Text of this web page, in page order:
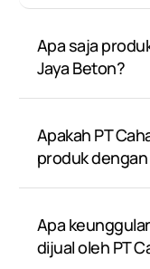
Apa saja
Jaya Beton?
Apakah PT
produk
Apa
dijual oleh PT